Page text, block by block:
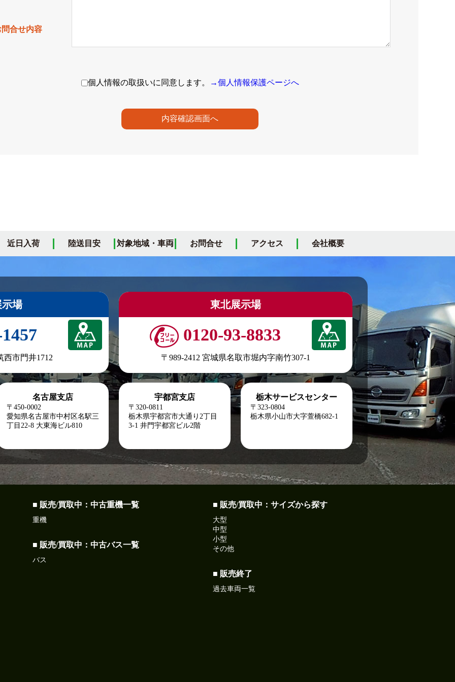
合せ内容
個人情報の取扱いに同意します。 →個人情報保護ページへ
内容確認画面へ
近日入荷 陸送目安 対象地域・車両 お問合せ アクセス 会社概要
場
西市門井1712
東北展示場
0120-93-8833
〒989-2412 宮城県名取市堀内字南竹307-1
名古屋支店
〒450-0002
愛知県名古屋市中村区名駅三
丁目22-8 大東海ビル810
宇都宮支店
〒320-0811
栃木県宇都宮市大通り2丁目
3-1 井門宇都宮ビル2階
栃木サービスセンター
〒323-0804
栃木県小山市大字萱橋682-1
■ 販売/買取中：中古重機一覧
重機
■ 販売/買取中：中古バス一覧
バス
■ 販売/買取中：サイズから探す
大型
中型
小型
その他
■ 販売終了
過去車両一覧